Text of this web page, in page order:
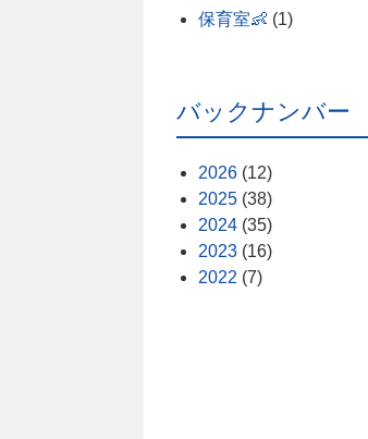
保育室👶 (1)
バックナンバー
2026 (12)
2025 (38)
2024 (35)
2023 (16)
2022 (7)